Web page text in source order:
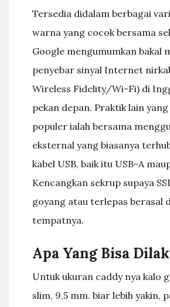
Tersedia didalam berbagai
warna yang cocok bersama
Google mengumumkan bakal
penyebar sinyal Internet
Wireless Fidelity/Wi-Fi) di
pekan depan. Praktik lain
populer ialah bersama
eksternal yang biasanya
kabel USB, baik itu USB-A
Kencangkan sekrup supaya
goyang atau terlepas berasal
tempatnya.
Apa Yang Bisa
Untuk ukuran caddy nya kalo
slim, 9,5 mm. biar lebih yakin,